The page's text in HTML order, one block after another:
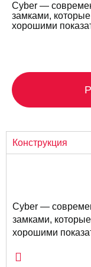
Cyber —
замками,
хорошими
Конструкция
Cyber —
замками,
хорошими